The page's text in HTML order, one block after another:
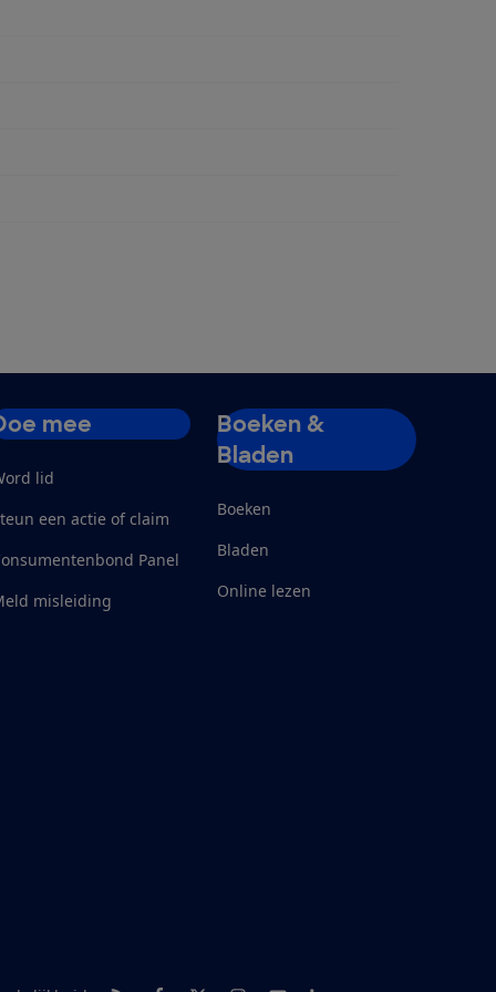
mee
lid
een actie of claim
Panel
misleiding
Boeken &
Bladen
Boeken
Bladen
Online lezen